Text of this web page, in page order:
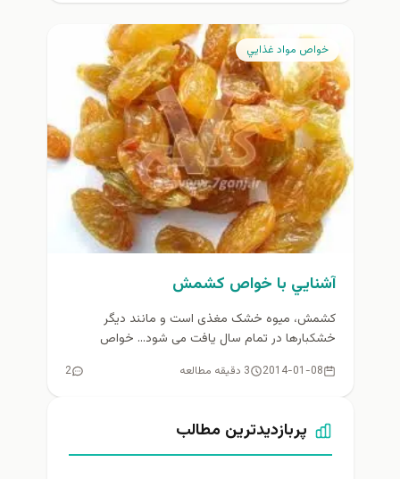
خواص مواد غذايي
آشنايي با خواص کشمش
کشمش، میوه خشک مغذی است و مانند دیگر
خشکبارها در تمام سال یافت می شود... خواص
2014-01-08 3 دقیقه مطالعه 2
پربازدیدترین مطالب